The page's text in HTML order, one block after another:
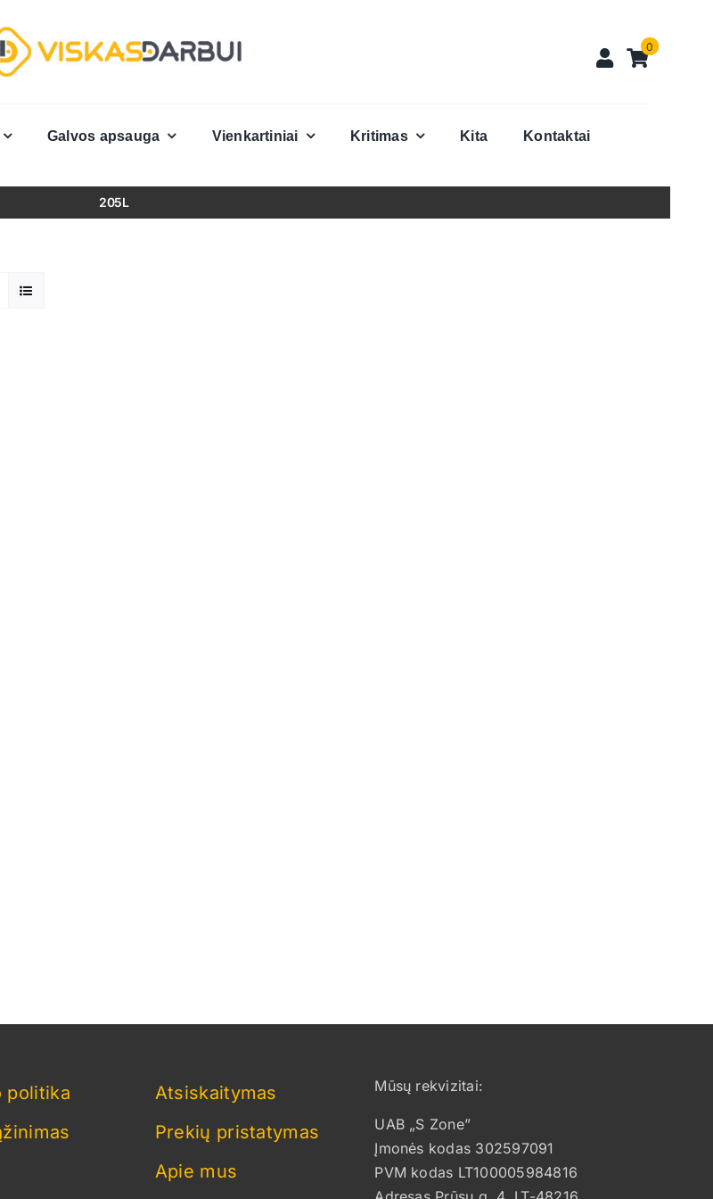
0
Galvos apsauga Vienkartiniai Kritimas Kita Kontaktai
205L
politika
Atsiskaitymas
Prekių pristatymas
Apie mus
Mūsų rekvizitai:
UAB „S Zone”
Įmonės kodas 302597091
PVM kodas LT100005984816